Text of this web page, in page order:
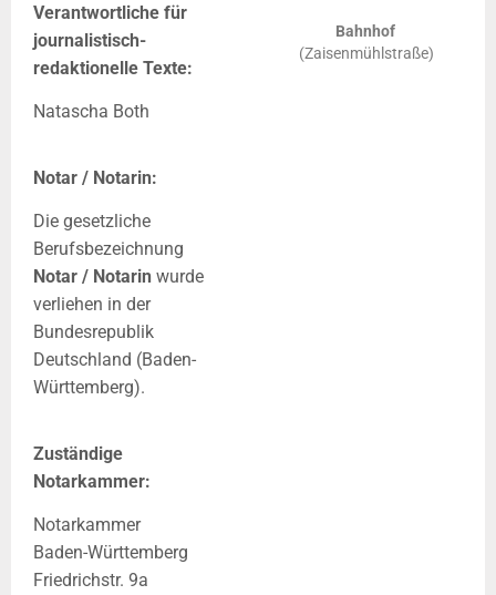
Verantwortliche für
journalistisch-
redaktionelle Texte:
Natascha Both
Notar / Notarin:
Die gesetzliche
Berufsbezeichnung
Notar / Notarin wurde
verliehen in der
Bundesrepublik
Deutschland (Baden-
Württemberg).
Zuständige
Notarkammer:
Notarkammer
Baden‑Württemberg
Friedrichstr. 9a
Bahnhof
(Zaisenmühlstraße)